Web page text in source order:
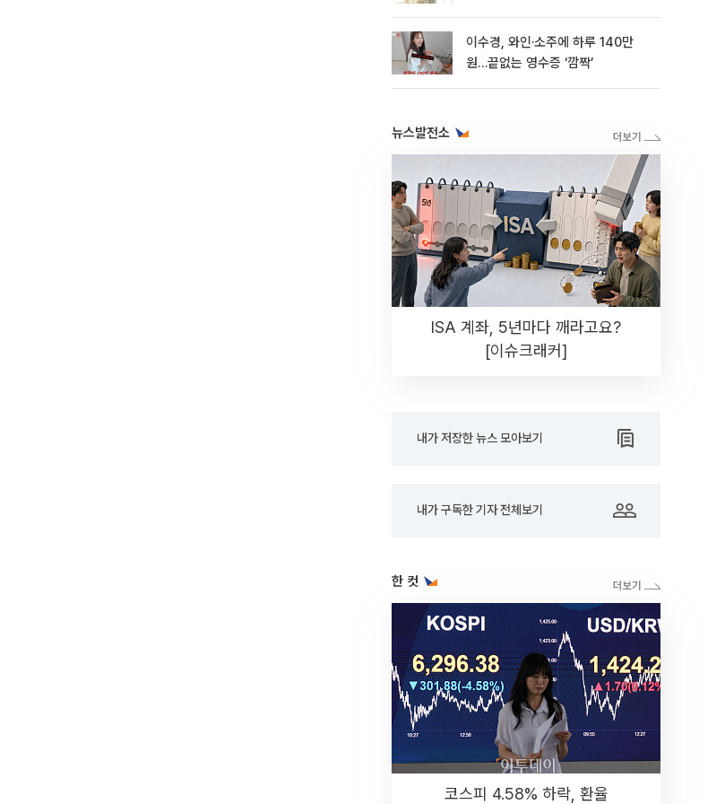
이수경, 와인·소주에 하루 140만
원…끝없는 영수증 ‘깜짝’
뉴스발전소
ISA 계좌, 5년마다 깨라고요?
[이슈크래커]
내가 저장한 뉴스 모아보기
내가 구독한 기자 전체보기
한 컷
코스피 4.58% 하락, 환율